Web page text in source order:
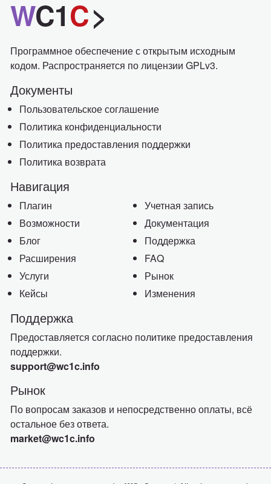
WC1C>
Программное обеспечение с открытым исходным
кодом. Распространяется по лицензии GPLv3.
Документы
Пользовательское соглашение
Политика конфиденциальности
Политика предоставления поддержки
Политика возврата
Навигация
Плагин
Возможности
Блог
Расширения
Услуги
Кейсы
Учетная запись
Документация
Поддержка
FAQ
Рынок
Изменения
Поддержка
Предоставляется согласно политике предоставления
поддержки.
support@wc1c.info
Рынок
По вопросам заказов и непосредственно оплаты, всё
остальное без ответа.
market@wc1c.info